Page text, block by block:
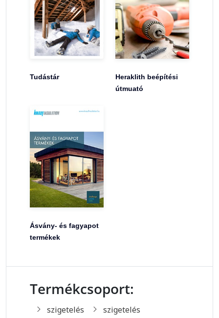
Tudástár
Heraklith beépítési
útmuató
Ásvány- és fagyapot
termékek
Termékcsoport:
szigetelés szigetelés